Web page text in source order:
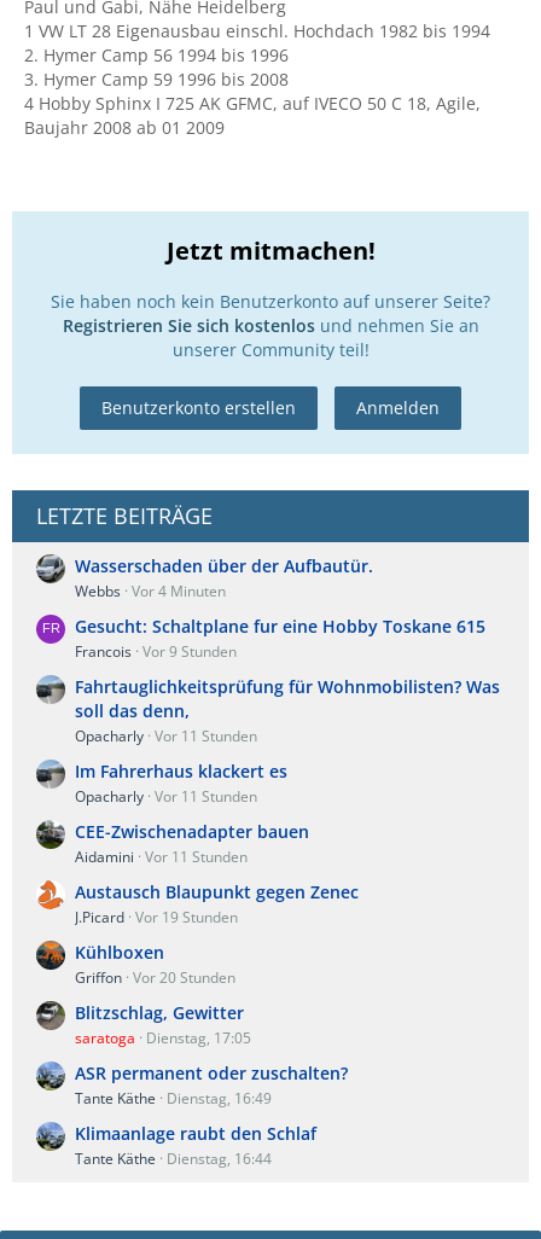
Paul und Gabi, Nähe Heidelberg
1 VW LT 28 Eigenausbau einschl. Hochdach 1982 bis 1994
2. Hymer Camp 56 1994 bis 1996
3. Hymer Camp 59 1996 bis 2008
4 Hobby Sphinx I 725 AK GFMC, auf IVECO 50 C 18, Agile,
Baujahr 2008 ab 01 2009
Jetzt mitmachen!
Sie haben noch kein Benutzerkonto auf unserer Seite?
Registrieren Sie sich kostenlosund nehmen Sie an
unserer Community teil!
Benutzerkonto erstellen Anmelden
LETZTE BEITRÄGE
Wasserschaden über der Aufbautür.
Webbs Vor 4 Minuten
Gesucht: Schaltplane fur eine Hobby Toskane 615
Francois Vor 9 Stunden
Fahrtauglichkeitsprüfung für Wohnmobilisten? Was
soll das denn,
Opacharly Vor 11 Stunden
Im Fahrerhaus klackert es
Opacharly Vor 11 Stunden
CEE-Zwischenadapter bauen
Aidamini Vor 11 Stunden
Austausch Blaupunkt gegen Zenec
J.Picard Vor 19 Stunden
Kühlboxen
Griffon Vor 20 Stunden
Blitzschlag, Gewitter
saratoga Dienstag, 17:05
ASR permanent oder zuschalten?
Tante Käthe Dienstag, 16:49
Klimaanlage raubt den Schlaf
Tante Käthe Dienstag, 16:44